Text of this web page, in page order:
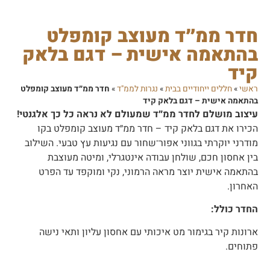
חדר ממ״ד מעוצב קומפלט
בהתאמה אישית – דגם בלאק
קיד
ראשי»חללים ייחודיים בבית» נגרות לממ"ד» חדר ממ״ד מעוצב קומפלט
בהתאמה אישית – דגם בלאק קיד
עיצוב מושלם לחדר ממ״ד שמעולם לא נראה כל כך אלגנטי!
הכירו את דגם בלאק קיד – חדר ממ״ד מעוצב קומפלט בקו
מודרני יוקרתי בגווני אפור־שחור עם נגיעות עץ טבעי. השילוב
בין אחסון חכם, שולחן עבודה אינטגרלי, ומיטה מעוצבת
בהתאמה אישית יוצר מראה הרמוני, נקי ומוקפד עד הפרט
האחרון.
החדר כולל:
ארונות קיר בגימור מט איכותי עם אחסון עליון ותאי נישה
פתוחים.